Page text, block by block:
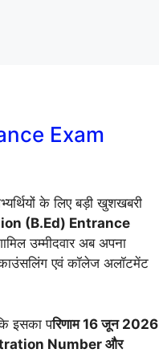
Exam
के लिए बड़ी खुशखबरी
(B.Ed) Entrance
उम्मीदवार अब अपना
एवं कॉलेज अलॉटमेंट
इसका परिणाम 16 जून 2026
Number और